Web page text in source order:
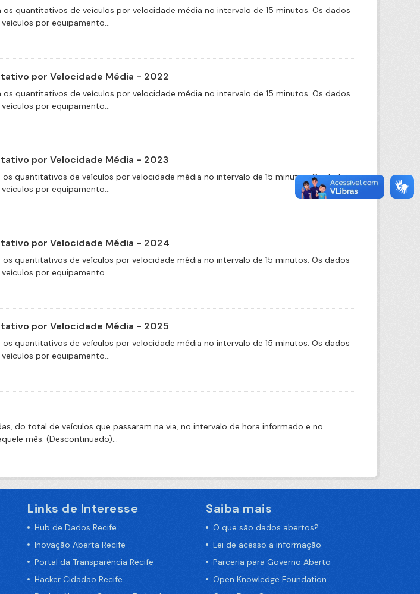
quantitativos de veículos por velocidade média no intervalo de 15 minutos. Os dados
por equipamento...
por Velocidade Média - 2022
quantitativos de veículos por velocidade média no intervalo de 15 minutos. Os dados
por equipamento...
por Velocidade Média - 2023
quantitativos de veículos por velocidade média no intervalo de 15 minutos. Os dados
por equipamento...
por Velocidade Média - 2024
quantitativos de veículos por velocidade média no intervalo de 15 minutos. Os dados
por equipamento...
por Velocidade Média - 2025
quantitativos de veículos por velocidade média no intervalo de 15 minutos. Os dados
por equipamento...
do total de veículos que passaram na via, no intervalo de hora informado e no
mês. (Descontinuado)...
Links de Interesse
Hub de Dados Recife
Inovação Aberta Recife
Portal da Transparência Recife
Hacker Cidadão Recife
Saiba mais
O que são dados abertos?
Lei de acesso a informação
Parceria para Governo Aberto
Open Knowledge Foundation